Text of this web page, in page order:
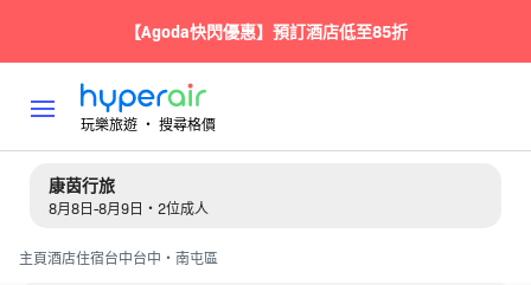
【Agoda快閃優惠】預訂酒店低至85折
玩樂旅遊 ‧ 搜尋格價
康茵行旅
8月8日-8月9日・2位成人
主頁酒店住宿台中台中・南屯區